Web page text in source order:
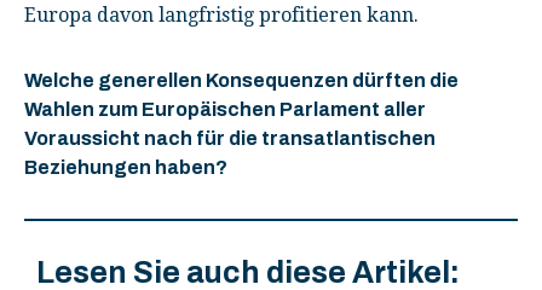
Europa davon langfristig profitieren kann.
Welche generellen Konsequenzen dürften die
Wahlen zum Europäischen Parlament aller
Voraussicht nach für die transatlantischen
Beziehungen haben?
Lesen Sie auch diese Artikel: